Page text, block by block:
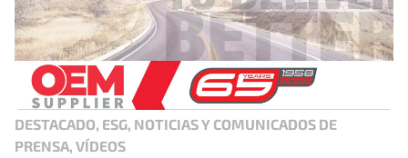
DESTACADO, ESG, NOTICIAS Y COMUNICADOS DE
PRENSA, VÍDEOS